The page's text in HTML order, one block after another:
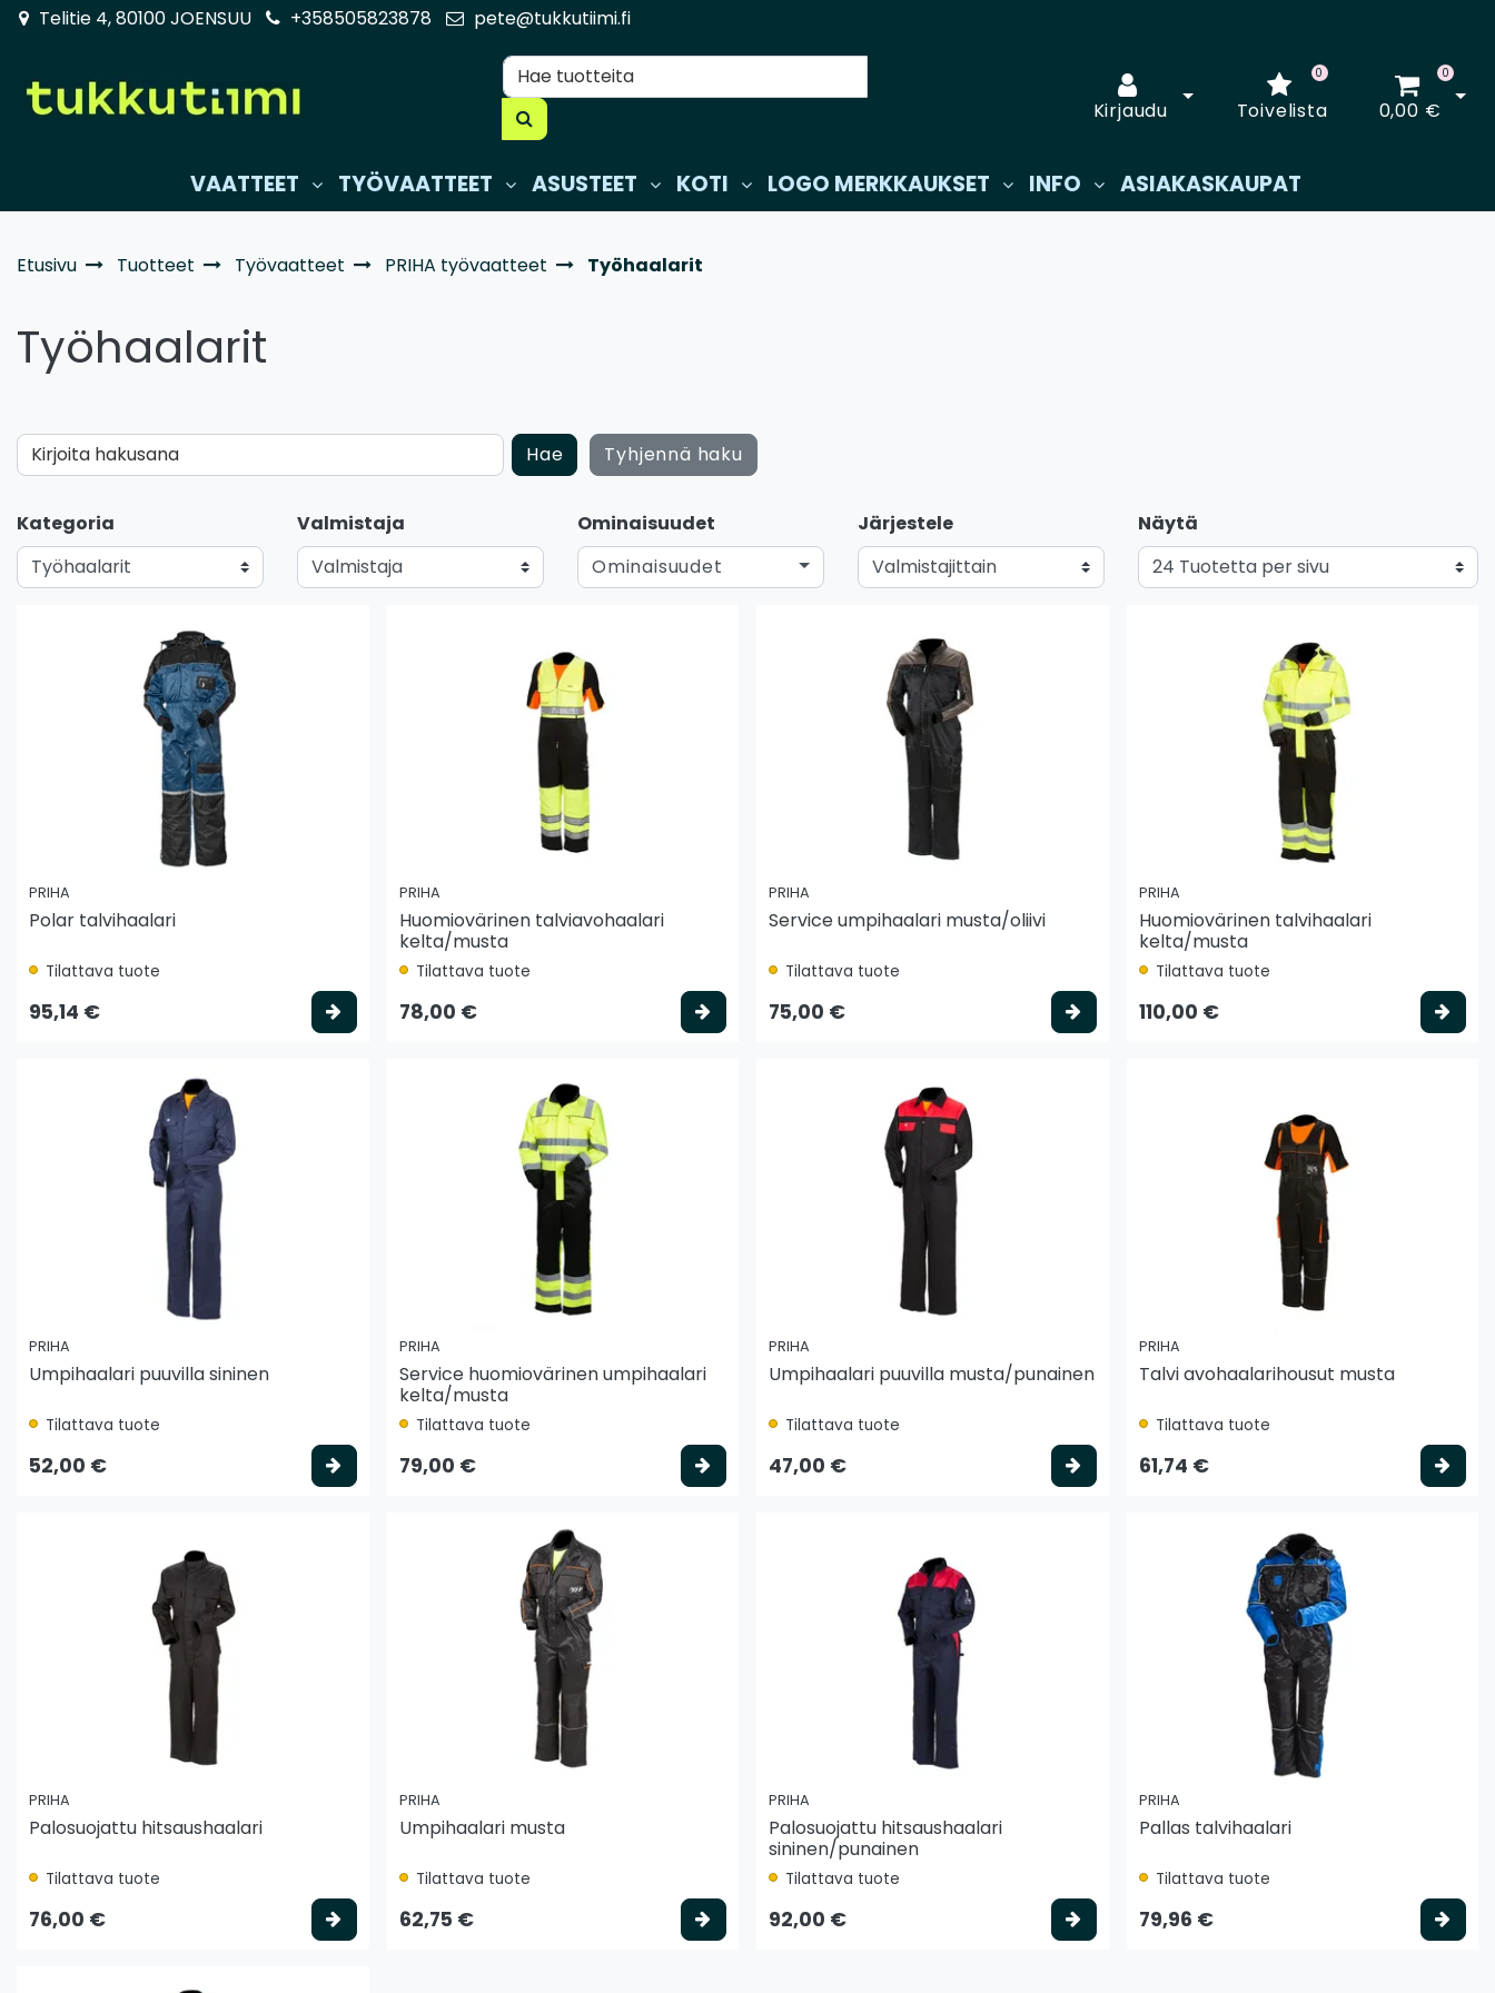
Siirry pääsisältöön
Telitie 4, 80100 JOENSUU +358505823878 pete@tukkutiimi.fi
Kirjaudu
Avaa kirjautuminen
Toivelista
0 0
0,00 €
VAATTEET TYÖVAATTEET ASUSTEET KOTI LOGO MERKKAUKSET INFO ASIAKASKAUPAT
Etusivu Tuotteet Työvaatteet PRIHA työvaatteet Työhaalarit
Työhaalarit
Kirjoita hakusana Hae Tyhjennä haku
Kategoria Valmistaja
Ominaisuudet
Ominaisuudet
Järjestele Näytä
PRIHA
Polar talvihaalari
Tilattava tuote
95,14 € Valitse vaihtoehto
PRIHA
Huomiovärinen talviavohaalari
kelta/musta
Tilattava tuote
78,00 € Valitse vaihtoehto
PRIHA
Service umpihaalari musta/oliivi
Tilattava tuote
75,00 € Valitse vaihtoehto
PRIHA
Huomiovärinen talvihaalari
kelta/musta
Tilattava tuote
110,00 €
PRIHA
Umpihaalari puuvilla sininen
Tilattava tuote
52,00 € Valitse vaihtoehto
PRIHA
Service huomiovärinen umpihaalari
kelta/musta
Tilattava tuote
79,00 € Valitse vaihtoehto
PRIHA
Umpihaalari puuvilla musta/punainen
Tilattava tuote
47,00 € Valitse vaihtoehto
PRIHA
Talvi avohaalarihousut musta
Tilattava tuote
61,74 €
PRIHA
Palosuojattu hitsaushaalari
Tilattava tuote
76,00 € Valitse vaihtoehto
PRIHA
Umpihaalari musta
Tilattava tuote
62,75 € Valitse vaihtoehto
PRIHA
Palosuojattu hitsaushaalari
sininen/punainen
Tilattava tuote
92,00 € Valitse vaihtoehto
PRIHA
Pallas talvihaalari
Tilattava tuote
79,96 €